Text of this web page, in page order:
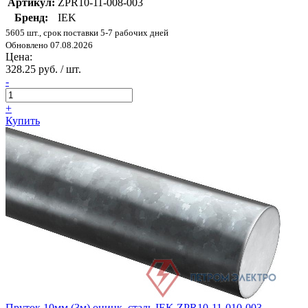
Артикул: ZPR10-11-008-003
Бренд:
IEK
5605 шт., срок поставки 5-7 рабочих дней
Обновлено 07.08.2026
Цена:
328.25 руб. / шт.
-
+
Купить